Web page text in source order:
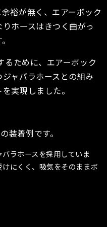
裕が無く、エアーボック
ホースはきつく曲がっ
るために、エアーボック
ャバラホースとの組み
実現しました。
装着例です。
ラホースを採用していま
にくく、吸気をそのままボ